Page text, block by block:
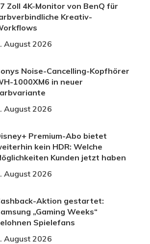
Zoll 4K-Monitor von BenQ für
Kreativ-
August 2026
Noise-Cancelling-Kopfhörer
1000XM6 in neuer
August 2026
Premium-Abo bietet
kein HDR: Welche
Kunden jetzt haben
August 2026
Aktion gestartet:
„Gaming Weeks“
Spielefans
August 2026